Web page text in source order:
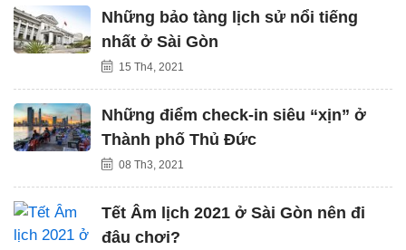
Những bảo tàng lịch sử nổi tiếng
nhất ở Sài Gòn
15 Th4, 2021
Những điểm check-in siêu “xịn” ở
Thành phố Thủ Đức
08 Th3, 2021
Tết Âm lịch 2021 ở Sài Gòn nên đi
đâu chơi?